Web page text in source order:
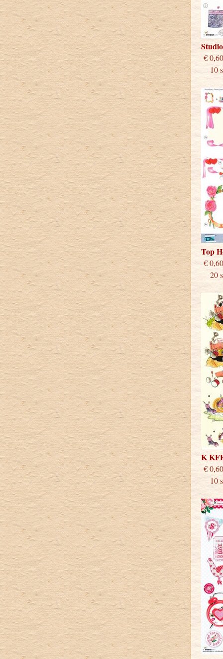
10
Top
20
K
10